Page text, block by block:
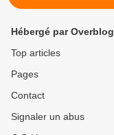
Hébergé par Overblog
Top articles
Pages
Contact
Signaler un abus